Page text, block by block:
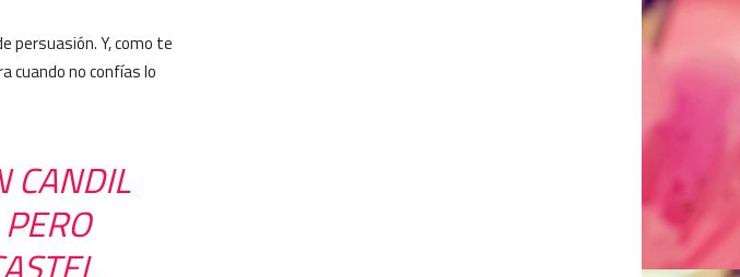
persuasión. Y, como te
cuando no confías lo
CANDIL